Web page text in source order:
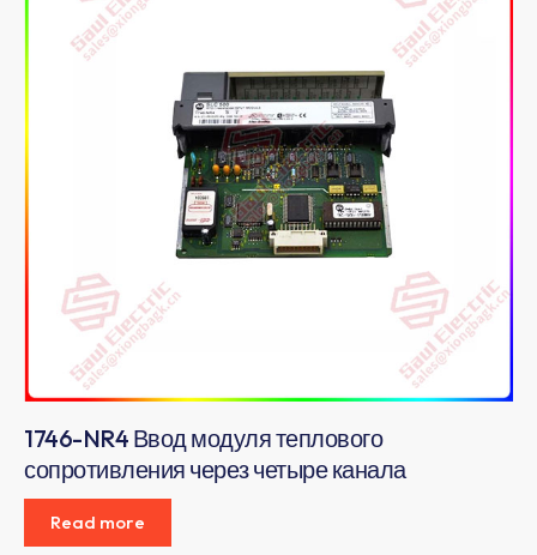
1746-NR4 Ввод модуля теплового
сопротивления через четыре канала
Read more